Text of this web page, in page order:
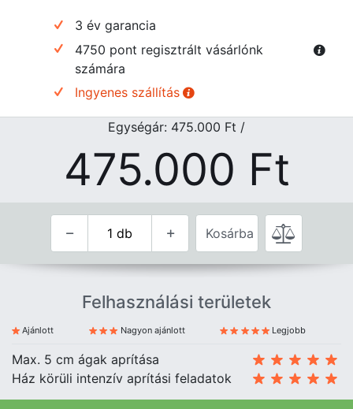
3 év garancia
4750 pont regisztrált vásárlónk
számára
Ingyenes szállítás
Egységár: 475.000 Ft /
475.000 Ft
Kosárba
Felhasználási területek
Ajánlott Nagyon ajánlott Legjobb
Max. 5 cm ágak aprítása
Ház körüli intenzív aprítási feladatok